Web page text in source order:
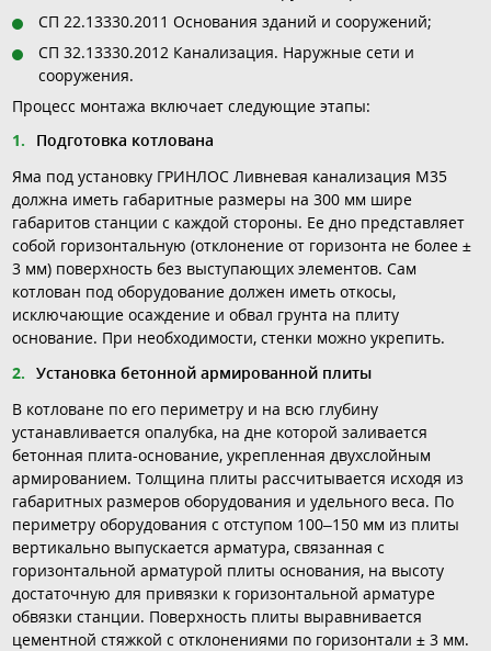
СП 22.13330.2011 Основания зданий и сооружений;
СП 32.13330.2012 Канализация. Наружные сети и
сооружения.
Процесс монтажа включает следующие этапы:
Подготовка котлована
Яма под установку ГРИНЛОС Ливневая канализация М35
должна иметь габаритные размеры на 300 мм шире
габаритов станции с каждой стороны. Ее дно представляет
собой горизонтальную (отклонение от горизонта не более ±
3 мм) поверхность без выступающих элементов. Сам
котлован под оборудование должен иметь откосы,
исключающие осаждение и обвал грунта на плиту
основание. При необходимости, стенки можно укрепить.
Установка бетонной армированной плиты
В котловане по его периметру и на всю глубину
устанавливается опалубка, на дне которой заливается
бетонная плита-основание, укрепленная двухслойным
армированием. Толщина плиты рассчитывается исходя из
габаритных размеров оборудования и удельного веса. По
периметру оборудования с отступом 100–150 мм из плиты
вертикально выпускается арматура, связанная с
горизонтальной арматурой плиты основания, на высоту
достаточную для привязки к горизонтальной арматуре
обвязки станции. Поверхность плиты выравнивается
цементной стяжкой с отклонениями по горизонтали ± 3 мм.